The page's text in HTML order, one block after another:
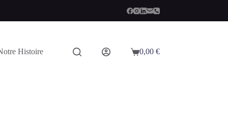
Histoire
Panier
0,00 €